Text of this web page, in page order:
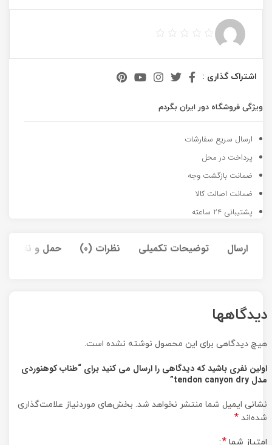
اشتراک گذاری :
ویژگی فروشگاه دور ایران بگردم
ارسال سریع سفارشات
پرداخت در محل
ضمانت بازگشت وجه
ضمانت اصالت کالا
پشتیبانی 24 ساعته
ارسال توضیحات تکمیلی نظرات (0) حمل و نقل کالا
دیدگاهها
هیچ دیدگاهی برای این محصول نوشته نشده است.
اولین نفری باشید که دیدگاهی را ارسال می کنید برای “طناب کوهنوردی
مدل tendon canyon dry”
نشانی ایمیل شما منتشر نخواهد شد. بخش‌های موردنیاز علامت‌گذاری
شده‌اند *
امتیاز شما *